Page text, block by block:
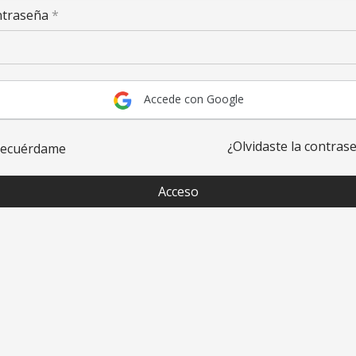
*
Accede con Google
¿Olvidaste la
Acceso